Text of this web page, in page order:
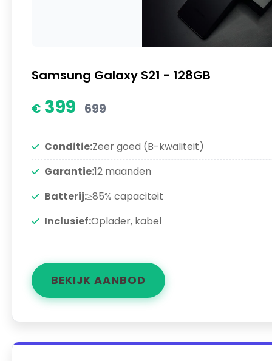
Samsung Galaxy S21 - 128GB
399 699
Conditie:Zeer goed (B-kwaliteit)
Garantie:12 maanden
Batterij:≥85% capaciteit
Inclusief:Oplader, kabel
BEKIJK AANBOD